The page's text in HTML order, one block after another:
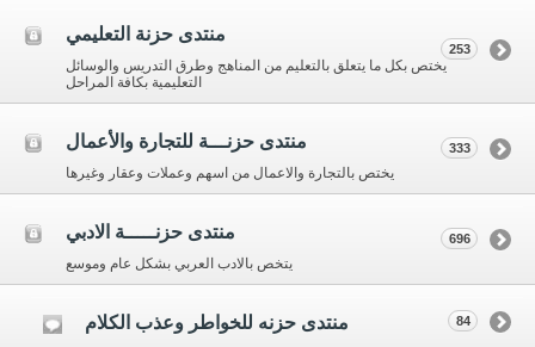
منتدى حزنة التعليمي
يختص بكل ما يتعلق بالتعليم من المناهج وطرق التدريس والوسائل
التعليمية بكافة المراحل
253
منتدى حزنـــة للتجارة والأعمال
يختص بالتجارة والاعمال من اسهم وعملات وعقار وغيرها
333
منتدى حزنـــــة الادبي
يتخص بالادب العربي بشكل عام وموسع
696
منتدى حزنه للخواطر وعذب الكلام 84